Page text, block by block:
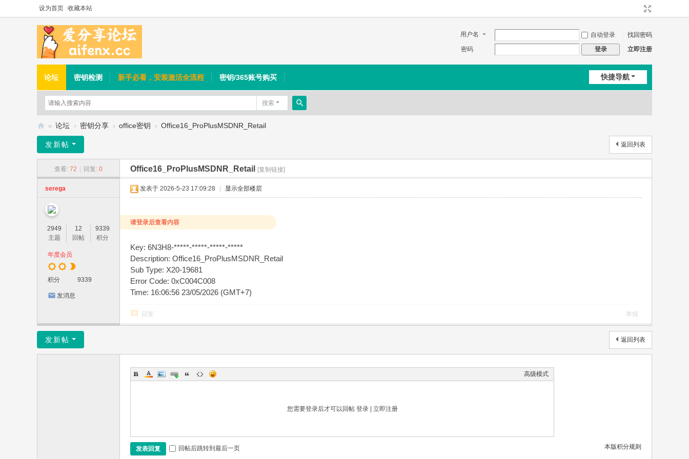
设为首页 收藏本站
用户名 自动登录
找回密码
密码
登录 立即注册
快捷导航
论坛 密钥检测 新手必看，安装激活全流程 密钥/365账号购买
搜索
搜
分
坛
» 论坛 › 密钥分享 › office密钥 › Office16_ProPlusMSDNR_Retail
返回列表
发新帖
查看: 72 回复: 0 Office16_ProPlusMSDNR_Retail [复制链接]
serega
2949
主题
12
回帖
9339
积分
年度会员
积分 9339
发消息
发表于 2026-5-23 17:09:28 显示全部楼层
请登录后查看内容
Key: 6N3H8-*****-*****-*****-*****
Description: Office16_ProPlusMSDNR_Retail
Sub Type: X20-19681
Error Code: 0xC004C008
Time: 16:06:56 23/05/2026 (GMT+7)
回复 举报
返回列表
发新帖
高级模式
您需要登录后才可以回帖 登录| 立即注册
本版积分规则
发表回复 回帖后跳转到最后一页